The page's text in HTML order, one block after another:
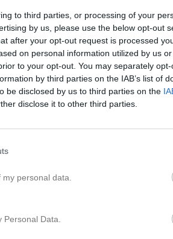
to third parties, or processing of your
by us, please use the below opt-out
after your opt-out request is processed
on personal information utilized by us
to your opt-out. You may separately
by third parties on the IAB’s list of
be disclosed by us to third parties on the
disclose it to other third parties.
personal data.
Data.
Innan terminen drar igång så blir det brännboll och grillning, vi sammlas på onsdag 12/8 vid Storan 18:00. Frågor eller matpreferenser? Mejla: styrelsen@gfidrottjudoklubb.se /tränarna
Senior- och ungdom
och grill
Fortsättningsgruppen Träning
Senior- och ungdom Träning